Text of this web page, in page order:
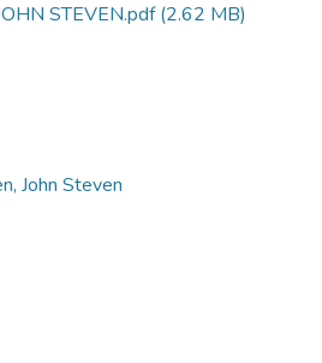
STEVEN.pdf(2.62 MB)
John Steven